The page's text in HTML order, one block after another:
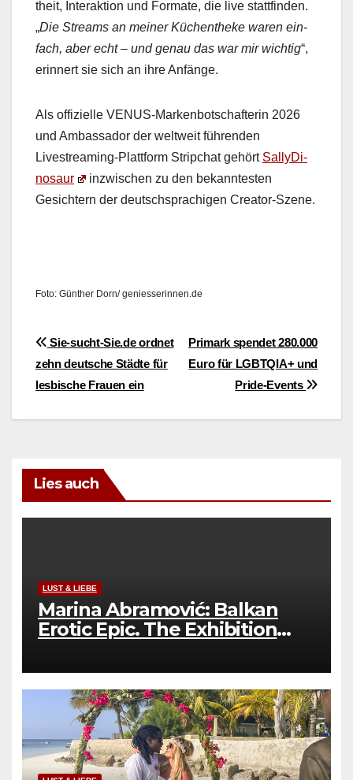
theit, Inter­ak­tion und For­mate, die live stat­tfind­en.
„Die Streams an mein­er Küchen­theke waren ein­
fach, aber echt – und genau das war mir wichtig“,
erin­nert sie sich an ihre Anfänge.
Als offizielle VENUS-Marken­botschaf­terin 2026
und Ambas­sador der weltweit führen­den
Livestream­ing-Plat­tform Stripchat gehört Sal­ly­Di­
nosaur
inzwis­chen zu den bekan­ntesten
Gesichtern der deutschsprachi­gen Cre­ator-Szene.
Foto: Gün­ther Dorn/ geniesserinnen.de
Beitragsnavigation
Primark spendet 280.000
Euro für LGBTQIA+ und
Pride-Events
Sie-sucht-Sie.de ordnet
zehn deutsche Städte für
lesbische Frauen ein
Lies auch
LUST & LIEBE
Marina Abramović: Balkan
Erotic Epic. The Exhibition